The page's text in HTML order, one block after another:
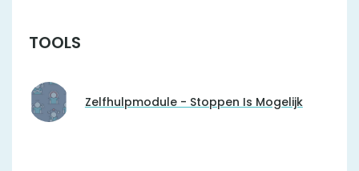
TOOLS
Zelfhulpmodule - Stoppen Is Mogelijk